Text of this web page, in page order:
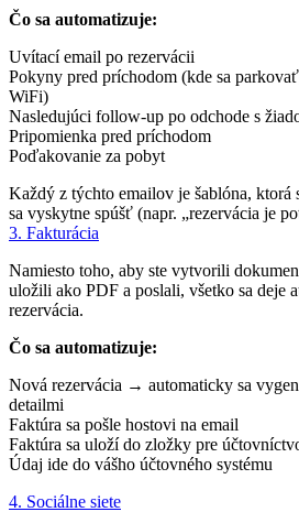
Čo sa automatizuje:
Uvítací email po rezervácii
Pokyny pred príchodom (kde sa
WiFi)
Nasledujúci follow-up po odchode s
Pripomienka pred príchodom
Poďakovanie za pobyt
Každý z týchto emailov je šablóna, ktorá
sa vyskytne spúšť (napr. „rezervácia je
3. Fakturácia
Namiesto toho, aby ste vytvorili
uložili ako PDF a poslali, všetko sa deje
rezervácia.
Čo sa automatizuje:
Nová rezervácia → automaticky sa
detailmi
Faktúra sa pošle hostovi na email
Faktúra sa uloží do zložky pre
Údaj ide do vášho účtovného systému
4. Sociálne siete